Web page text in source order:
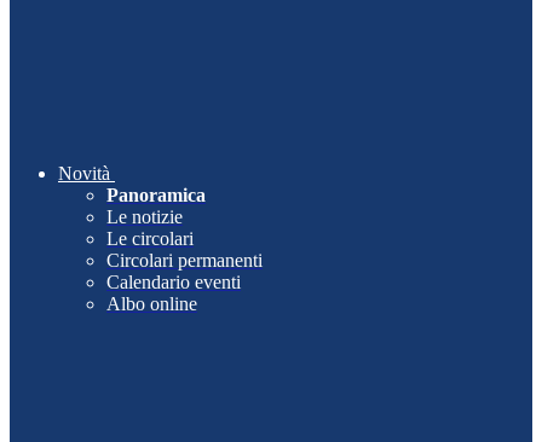
Novità
Panoramica
Le notizie
Le circolari
Circolari permanenti
Calendario eventi
Albo online